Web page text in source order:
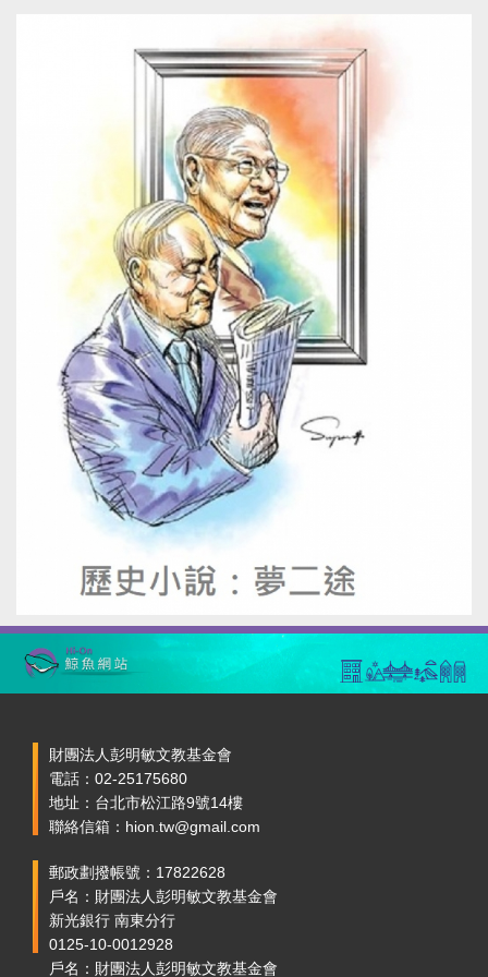
財團法人彭明敏文教基金會
電話：02-25175680
地址：台北市松江路9號14樓
聯絡信箱：hion.tw@gmail.com
郵政劃撥帳號：17822628
戶名：財團法人彭明敏文教基金會
新光銀行 南東分行
0125-10-0012928
戶名：財團法人彭明敏文教基金會